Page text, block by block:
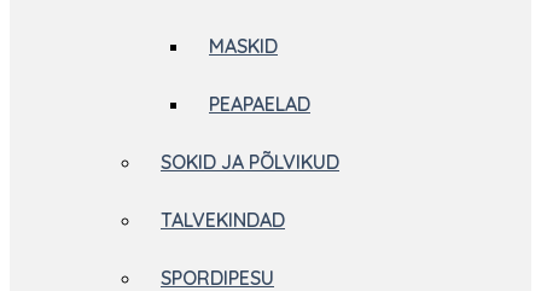
MASKID
PEAPAELAD
SOKID JA PÕLVIKUD
TALVEKINDAD
SPORDIPESU